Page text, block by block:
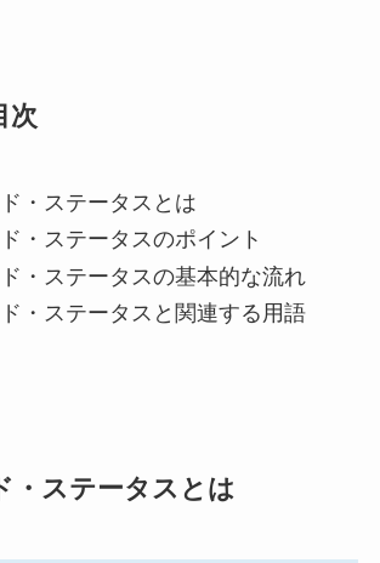
次
・ステータスとは
・ステータスのポイント
・ステータスの基本的な流れ
・ステータスと関連する用語
・ステータスとは